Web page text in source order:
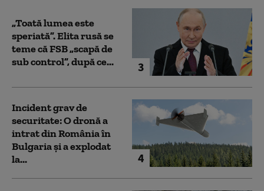
3
„Toată lumea este
speriată”. Elita rusă se
teme că FSB „scapă de
sub control”, după ce...
4
Incident grav de
securitate: O dronă a
intrat din România în
Bulgaria şi a explodat
la...